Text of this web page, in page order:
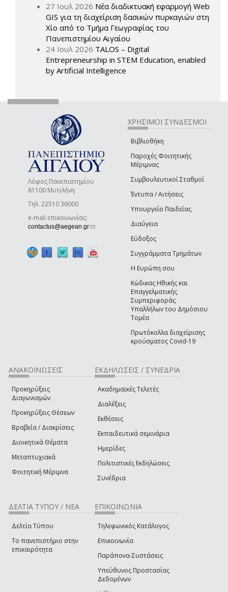
27 Ιουλ 2026 Νέα διαδικτυακή εφαρμογή Web
GIS για τη διαχείριση δασικών πυρκαγιών στη
Χίο από το Τμήμα Γεωγραφίας του
Πανεπιστημίου Αιγαίου
24 Ιουλ 2026 TALOS – Digital
Entrepreneurship in STEM Education, enabled
by Artificial Intelligence
Λόφος Πανεπιστημίου
81100 Μυτιλήνη
Τηλ. 22510 36000
e-mail επικοινωνίας:
contactus@aegean.gr(link sends e-mail)
ΧΡΗΣΙΜΟΙ ΣΥΝΔΕΣΜΟΙ
Βιβλιοθήκη
Παροχές Φοιτητικής
Μέριμνας
Συμβουλευτικοί Σταθμοί
Έντυπα / Αιτήσεις
Υπουργείο Παιδείας
Διαύγεια
Εύδοξος
Συγγράμματα Τμημάτων
Η Ευρώπη σου
Κώδικας Ηθικής και
Επαγγελματικής
Συμπεριφοράς
Υπαλλήλων του Δημόσιου
Τομέα
Πρωτόκολλα διαχείρισης
κρούσματος Covid-19
ΑΝΑΚΟΙΝΩΣΕΙΣ
Προκηρύξεις
Διαγωνισμών
Προκηρύξεις Θέσεων
Βραβεία / Διακρίσεις
Διοικητικά Θέματα
Μεταπτυχιακά
Φοιτητική Μέριμνα
ΕΚΔΗΛΩΣΕΙΣ / ΣΥΝΕΔΡΙΑ
Ακαδημαϊκές Τελετές
Διαλέξεις
Εκθέσεις
Εκπαιδευτικά σεμινάρια
Ημερίδες
Πολιτιστικές Εκδηλώσεις
Συνέδρια
ΔΕΛΤΙΑ ΤΥΠΟΥ / ΝΕΑ
Δελτία Τύπου
Το πανεπιστήμιο στην
επικαιρότητα
ΕΠΙΚΟΙΝΩΝΙΑ
Τηλεφωνικός Κατάλογος
Επικοινωνία
Παράπονα-Συστάσεις
Υπεύθυνος Προστασίας
Δεδομένων